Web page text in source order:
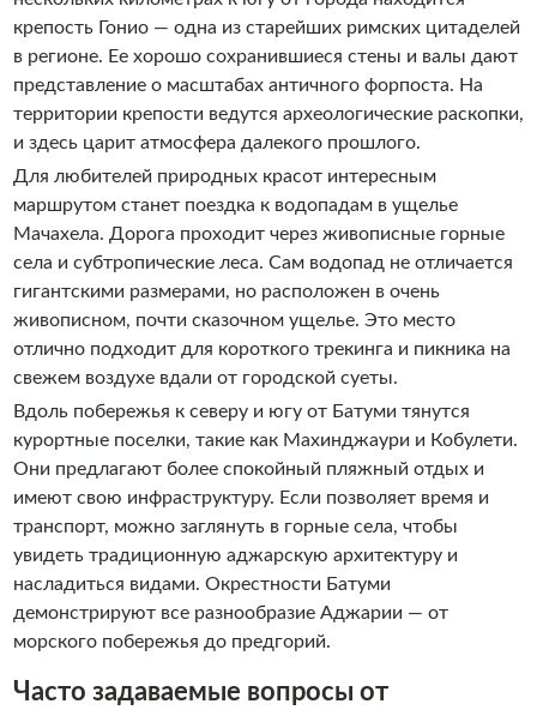
крепость Гонио — одна из старейших римских цитаделей
в регионе. Ее хорошо сохранившиеся стены и валы дают
представление о масштабах античного форпоста. На
территории крепости ведутся археологические раскопки,
и здесь царит атмосфера далекого прошлого.
Для любителей природных красот интересным
маршрутом станет поездка к водопадам в ущелье
Мачахела. Дорога проходит через живописные горные
села и субтропические леса. Сам водопад не отличается
гигантскими размерами, но расположен в очень
живописном, почти сказочном ущелье. Это место
отлично подходит для короткого трекинга и пикника на
свежем воздухе вдали от городской суеты.
Вдоль побережья к северу и югу от Батуми тянутся
курортные поселки, такие как Махинджаури и Кобулети.
Они предлагают более спокойный пляжный отдых и
имеют свою инфраструктуру. Если позволяет время и
транспорт, можно заглянуть в горные села, чтобы
увидеть традиционную аджарскую архитектуру и
насладиться видами. Окрестности Батуми
демонстрируют все разнообразие Аджарии — от
морского побережья до предгорий.
Часто задаваемые вопросы от